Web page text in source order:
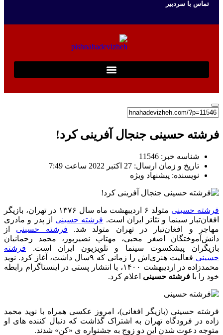
تماس با سردبیر
فرشته حسینی جنجال آفرینی کرد!
شناسه خبر: 11546
تاریخ و زمان ارسال: 27 اکتبر 2022 ساعت 7:49
نویسنده: پیشنهاد ویژه
فرشته حسینی
متولد ۶ اردیبهشت ماه سال ۱۳۷۶ در تهران، بازیگر
افغان‌‌تبار سینما و تئاتر ایران است. فرشته حسینی از پدر و مادری
مهاجر و افغان‌تبار در تهران متولد شد. فرشته حسینی از
دانش‌آموختگان اصغر محبی، مهتاب نصیرپور، محمد رحمانیان
بازیگران پیشکسوت سینما و تلویزیون ایران است. فرشته
حسینی
فعالیت هنری‌اش را زمانی که ۹سال داشت، آغاز کرد. نوید
محمدزاده در اردیبهشت ۱۴۰۰، با انتشار پستی در اینستاگرام رابطه
خود را با فرشته حسینی اعلام کرد.
فرشته حسینی (بازیگر افغانی)، امروز عکسی همراه با نوید محمد
زاده در فرودگاه تهران به اشتراک گذاشت که دنبال کننده های او
متوجه دعوت شدن این دو زوج به جشنواره ی «کن» شدند.